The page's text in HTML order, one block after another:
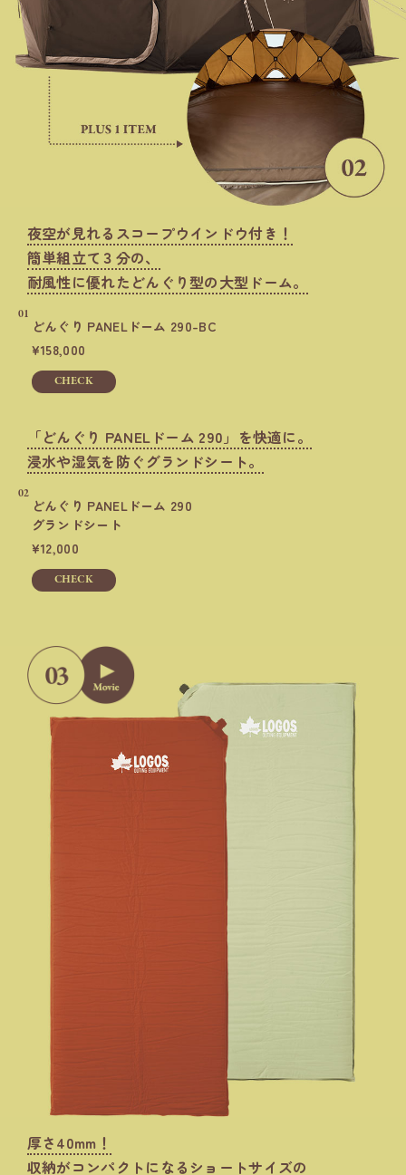
夜空が見れるスコープウインドウ付き！
簡単組立て３分の、
耐風性に優れたどんぐり型の大型ドーム。
01
どんぐり PANELドーム 290-BC
158,000
CHECK
「どんぐり PANELドーム 290」を快適に。
浸水や湿気を防ぐグランドシート。
02
どんぐり PANELドーム 290
グランドシート
12,000
CHECK
厚さ40mm！
収納がコンパクトになるショートサイズの